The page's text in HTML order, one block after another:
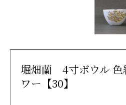
堀畑蘭 4寸ボウル 色
ワー【30】